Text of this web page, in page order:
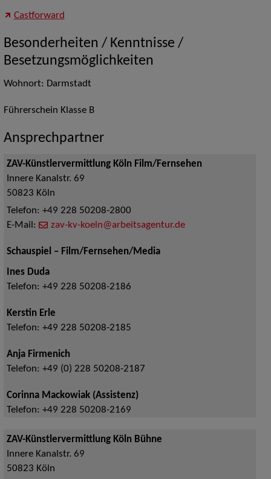
Castforward
Besonderheiten / Kenntnisse /
Besetzungsmöglichkeiten
Wohnort: Darmstadt
Führerschein Klasse B
Ansprechpartner
ZAV-Künstlervermittlung Köln Film/Fernsehen
Innere Kanalstr. 69
50823 Köln
Telefon: +49 228 50208-2800
E-Mail:
zav-kv-koeln@arbeitsagentur.de
Schauspiel – Film/Fernsehen/Media
Ines Duda
Telefon: +49 228 50208-2186
Kerstin Erle
Telefon: +49 228 50208-2185
Anja Firmenich
Telefon: +49 (0) 228 50208-2187
Corinna Mackowiak (Assistenz)
Telefon: +49 228 50208-2169
ZAV-Künstlervermittlung Köln Bühne
Innere Kanalstr. 69
50823 Köln